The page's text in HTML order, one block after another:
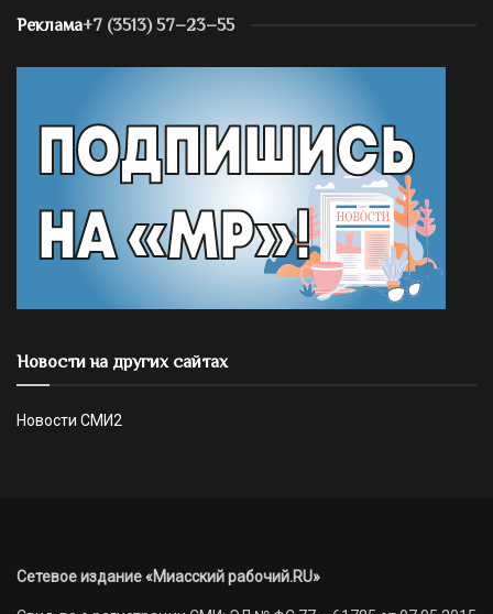
Реклама+7 (3513) 57–23–55
Новости на других сайтах
Новости СМИ2
Сетевое издание «Миасский рабочий.RU»